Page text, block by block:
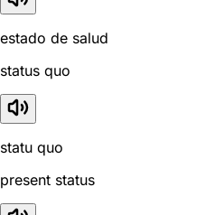
estado de salud
status quo
statu quo
present status